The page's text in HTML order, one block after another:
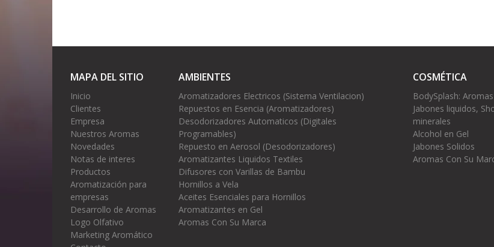
MAPA DEL SITIO
Inicio
Clientes
Empresa
Nuestros Aromas
Novedades
Notas de interes
Productos
Aromatización para
empresas
Desarrollo de Aromas
Logo Olfativo
Marketing Aromático
AMBIENTES
Aromatizadores Electricos (Sistema Ventilacion)
Repuestos en Esencia (Aromatizadores)
Desodorizadores Automaticos (Digitales
Programables)
Repuesto en Aerosol (Desodorizadores)
Aromatizantes Liquidos Textiles
Difusores con Varillas de Bambu
Hornillos a Vela
Aceites Esenciales para Hornillos
Aromatizantes en Gel
Aromas Con Su Marca
COSMÉTICA
BodySplash:
Jabones liquidos,
minerales
Alcohol en Gel
Jabones Solidos
Aromas Con Su